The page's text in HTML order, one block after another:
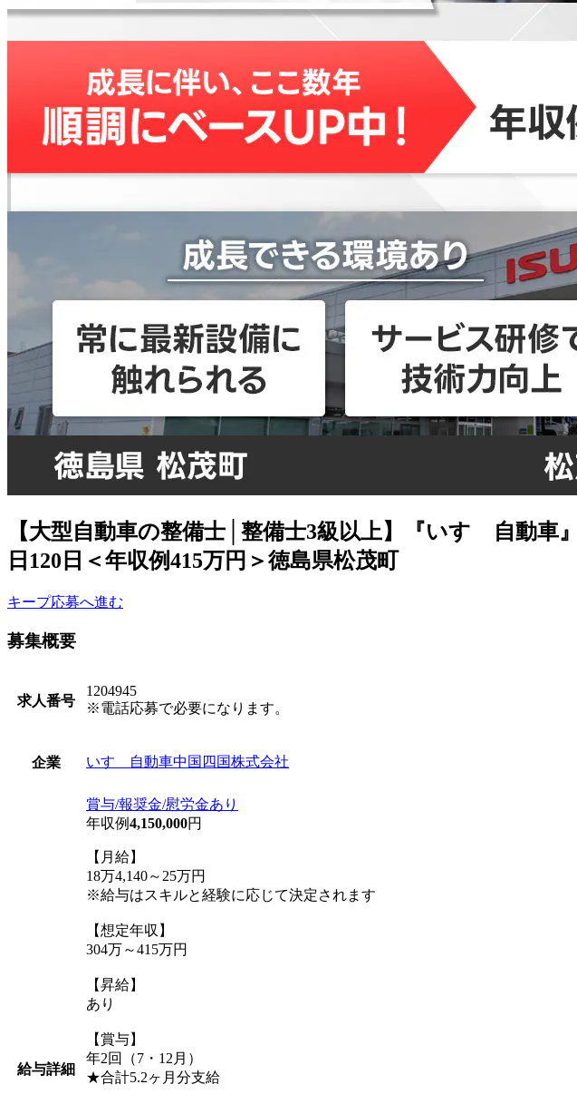
【大型自動車の整備士│整備士3級以上】『いすゞ自動
日120日＜年収例415万円＞徳島県松茂町
キープ応募へ進む
募集概要
求人番号
1204945
※電話応募で必要になります。
企業 いすゞ自動車中国四国株式会社
給与詳細
賞与/報奨金/慰労金あり
年収例4,150,000円
【月給】
18万4,140～25万円
※給与はスキルと経験に応じて決定されます
【想定年収】
304万～415万円
【昇給】
あり
【賞与】
年2回（7・12月）
★合計5.2ヶ月分支給